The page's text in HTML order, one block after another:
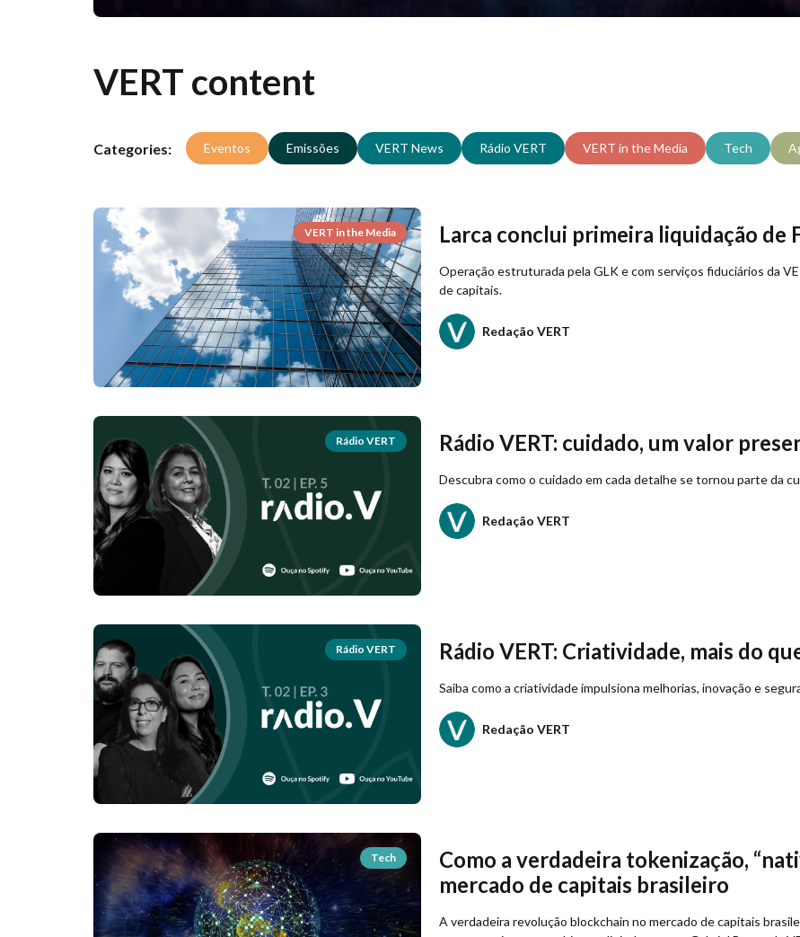
VERT content
Categories: Eventos Emissões VERT News Rádio VERT VERT in the Media Tech
VERT in the Media Larca conclui primeira liquidação de
Operação estruturada pela GLK e com serviços fiduciários da
de capitais.
Redação VERT
Rádio VERT Rádio VERT: cuidado, um valor
Descubra como o cuidado em cada detalhe se tornou parte da
Redação VERT
Rádio VERT Rádio VERT: Criatividade, mais do
Saiba como a criatividade impulsiona melhorias, inovação e
Redação VERT
Tech
Como a verdadeira tokenização,
mercado de capitais brasileiro
A verdadeira revolução blockchain no mercado de capitais